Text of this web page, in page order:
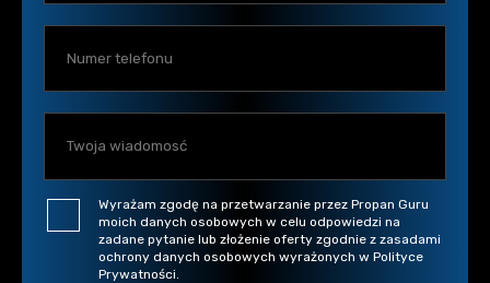
Wyrażam zgodę na przetwarzanie przez Propan Guru
moich danych osobowych w celu odpowiedzi na
zadane pytanie lub złożenie oferty zgodnie z zasadami
ochrony danych osobowych wyrażonych w Polityce
Prywatności.